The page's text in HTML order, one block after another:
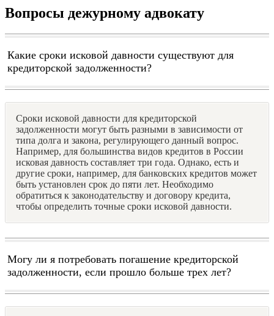
Вопросы дежурному адвокату
Какие сроки исковой давности существуют для
кредиторской задолженности?
Сроки исковой давности для кредиторской
задолженности могут быть разными в зависимости от
типа долга и закона, регулирующего данный вопрос.
Например, для большинства видов кредитов в России
исковая давность составляет три года. Однако, есть и
другие сроки, например, для банковских кредитов может
быть установлен срок до пяти лет. Необходимо
обратиться к законодательству и договору кредита,
чтобы определить точные сроки исковой давности.
Могу ли я потребовать погашение кредиторской
задолженности, если прошло больше трех лет?